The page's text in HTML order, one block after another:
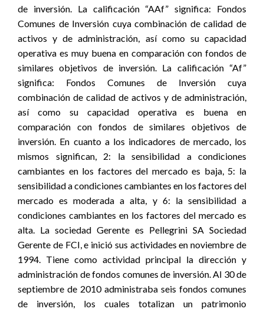
de inversión. La calificación “AAf” significa: Fondos
Comunes de Inversión cuya combinación de calidad de
activos y de administración, así como su capacidad
operativa es muy buena en comparación con fondos de
similares objetivos de inversión. La calificación “Af”
significa: Fondos Comunes de Inversión cuya
combinación de calidad de activos y de administración,
así como su capacidad operativa es buena en
comparación con fondos de similares objetivos de
inversión. En cuanto a los indicadores de mercado, los
mismos significan, 2: la sensibilidad a condiciones
cambiantes en los factores del mercado es baja, 5: la
sensibilidad a condiciones cambiantes en los factores del
mercado es moderada a alta, y 6: la sensibilidad a
condiciones cambiantes en los factores del mercado es
alta. La sociedad Gerente es Pellegrini SA Sociedad
Gerente de FCI, e inició sus actividades en noviembre de
1994. Tiene como actividad principal la dirección y
administración de fondos comunes de inversión. Al 30 de
septiembre de 2010 administraba seis fondos comunes
de inversión, los cuales totalizan un patrimonio